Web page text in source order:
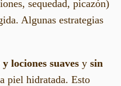
sequedad, picazón)
Algunas estrategias
lociones suaves y sin
piel hidratada. Esto